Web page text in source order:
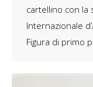
cartellino con la
Internazionale
Figura di primo